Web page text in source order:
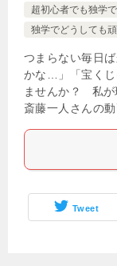
超初心者でも独学
独学でどうしても
つまらない毎日
かな…」「宝くじ
ませんか？ 私が
斎藤一人さんの
Tweet